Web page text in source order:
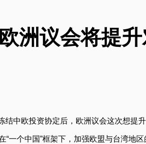
洲议会将提
中欧投资协定后，欧洲议会这次想提
个中国”框架下，加强欧盟与台湾地